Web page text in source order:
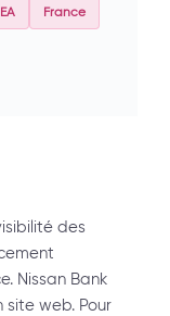
France
des
Nissan Bank
web. Pour